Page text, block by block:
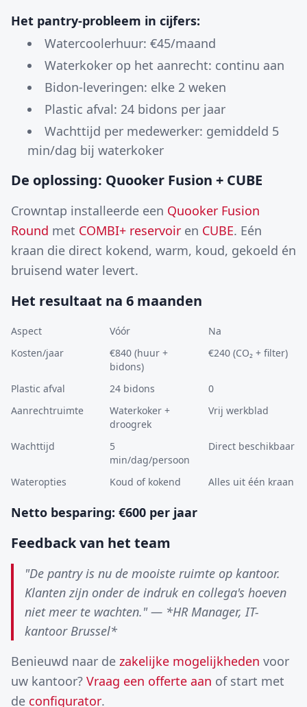
Het pantry-probleem in cijfers:
Watercoolerhuur: €45/maand
Waterkoker op het aanrecht: continu aan
Bidon-leveringen: elke 2 weken
Plastic afval: 24 bidons per jaar
Wachttijd per medewerker: gemiddeld 5
min/dag bij waterkoker
De oplossing: Quooker Fusion + CUBE
Crowntap installeerde een Quooker Fusion
Round met COMBI+ reservoir en CUBE. Eén
kraan die direct kokend, warm, koud, gekoeld én
bruisend water levert.
Het resultaat na 6 maanden
Aspect Vóór
Na
Kosten/jaar
€840 (huur +
bidons)
€240 (CO₂ + filter)
Plastic afval 24 bidons
0
Aanrechtruimte
Waterkoker +
droogrek
Vrij werkblad
Wachttijd
5
min/dag/persoon
Direct beschikbaar
Wateropties Koud of kokend Alles uit één kraan
Netto besparing: €600 per jaar
Feedback van het team
"De pantry is nu de mooiste ruimte op kantoor.
Klanten zijn onder de indruk en collega's hoeven
niet meer te wachten." — *HR Manager, IT-
kantoor Brussel*
Benieuwd naar de zakelijke mogelijkheden voor
uw kantoor? Vraag een offerte aan of start met
de configurator.